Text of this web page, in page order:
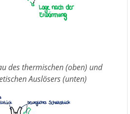
des thermischen (oben) und
Auslösers (unten)